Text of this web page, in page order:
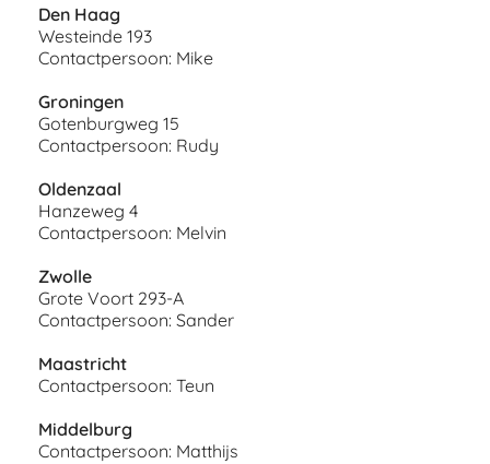
Den Haag
Westeinde 193
Contactpersoon: Mike
Groningen
Gotenburgweg 15
Contactpersoon: Rudy
Oldenzaal
Hanzeweg 4
Contactpersoon: Melvin
Zwolle
Grote Voort 293-A
Contactpersoon: Sander
Maastricht
Contactpersoon: Teun
Middelburg
Contactpersoon: Matthijs